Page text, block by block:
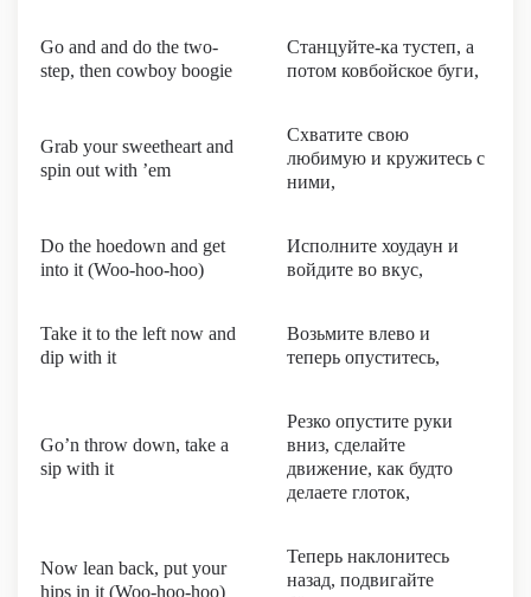
Go and and do the two-
step, then cowboy boogie
Станцуйте-ка тустеп, а
потом ковбойское буги,
Grab your sweetheart and
spin out with ’em
Схватите свою
любимую и кружитесь с
ними,
Do the hoedown and get
into it (Woo-hoo-hoo)
Исполните хоудаун и
войдите во вкус,
Take it to the left now and
dip with it
Возьмите влево и
теперь опуститесь,
Go’n throw down, take a
sip with it
Резко опустите руки
вниз, сделайте
движение, как будто
делаете глоток,
Now lean back, put your
hips in it (Woo-hoo-hoo)
Теперь наклонитесь
назад, подвигайте